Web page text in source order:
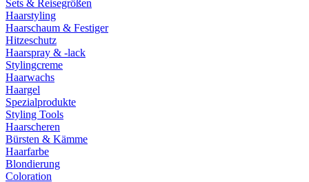
Sets & Reisegrößen
Haarstyling
Haarschaum & Festiger
Hitzeschutz
Haarspray & -lack
Stylingcreme
Haarwachs
Haargel
Spezialprodukte
Styling Tools
Haarscheren
Bürsten & Kämme
Haarfarbe
Blondierung
Coloration